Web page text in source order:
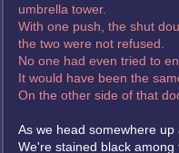
umbrella tower.
With one push, the shut
the two were not refused.
No one had even tried to
It would have been the
On the other side of that
As we head somewhere up
We're stained black